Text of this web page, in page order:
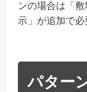
ンの場合は「
示」が追加で必
パター